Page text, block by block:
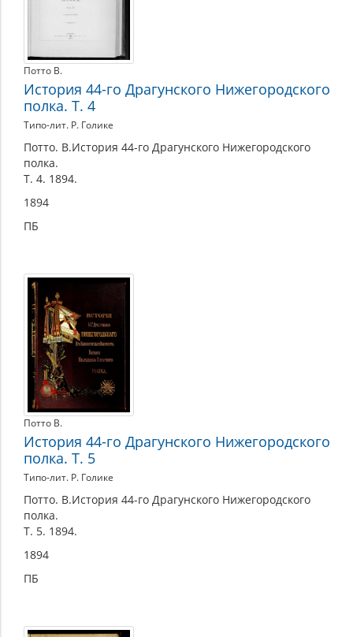
Потто В.
История 44-го Драгунского Нижегородского
полка. Т. 4
Типо-лит. Р. Голике
Потто. В.История 44-го Драгунского Нижегородского
полка.
Т. 4. 1894.
1894
ПБ
Потто В.
История 44-го Драгунского Нижегородского
полка. Т. 5
Типо-лит. Р. Голике
Потто. В.История 44-го Драгунского Нижегородского
полка.
Т. 5. 1894.
1894
ПБ